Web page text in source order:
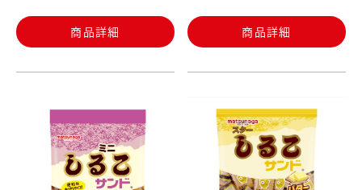
商品詳細 商品詳細